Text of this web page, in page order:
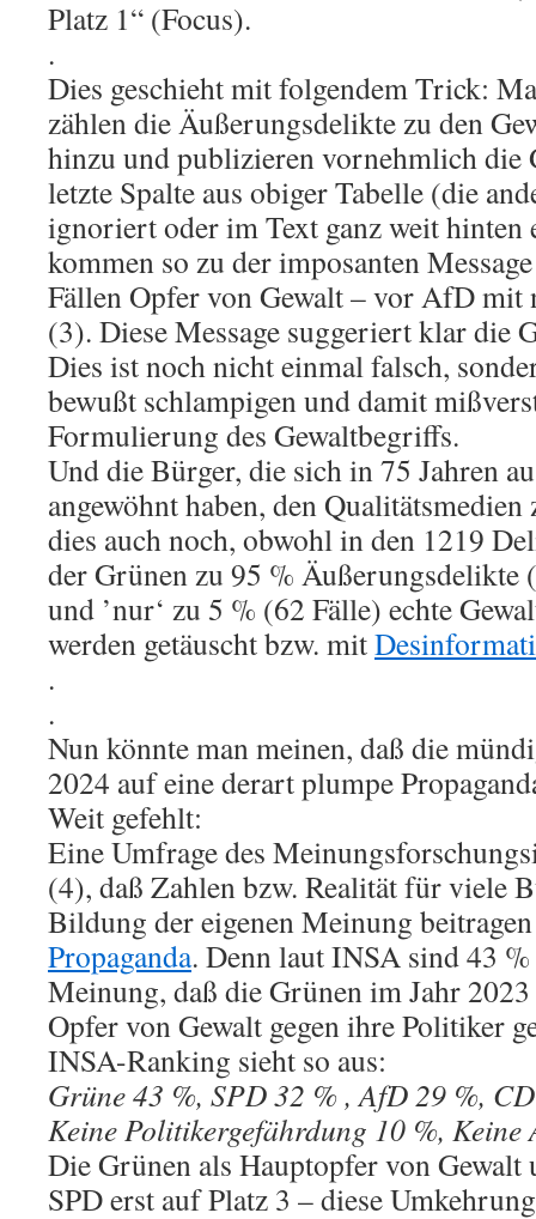
Platz 1“ (Focus).
.
Dies geschieht mit folgendem Trick:
zählen die Äußerungsdelikte zu den
hinzu und publizieren vornehmlich die
letzte Spalte aus obiger Tabelle (die
ignoriert oder im Text ganz weit hinten
kommen so zu der imposanten
Fällen Opfer von Gewalt – vor AfD mit
(3). Diese Message suggeriert klar die
Dies ist noch nicht einmal falsch,
bewußt schlampigen und damit
Formulierung des Gewaltbegriffs.
Und die Bürger, die sich in 75 Jahren
angewöhnt haben, den
dies auch noch, obwohl in den 1219
der Grünen zu 95 % Äußerungsdelikte
und ’nur‘ zu 5 % (62 Fälle) echte
werden getäuscht bzw. mit
.
.
Nun könnte man meinen, daß die
2024 auf eine derart plumpe
Weit gefehlt:
Eine Umfrage des
(4), daß Zahlen bzw. Realität für viele
Bildung der eigenen Meinung
Propaganda. Denn laut INSA sind 43
Meinung, daß die Grünen im Jahr
Opfer von Gewalt gegen ihre Politiker
INSA-Ranking sieht so aus:
Grüne 43 %, SPD 32 % , AfD 29 %,
Keine Politikergefährdung 10 %, Keine
Die Grünen als Hauptopfer von
SPD erst auf Platz 3 – diese